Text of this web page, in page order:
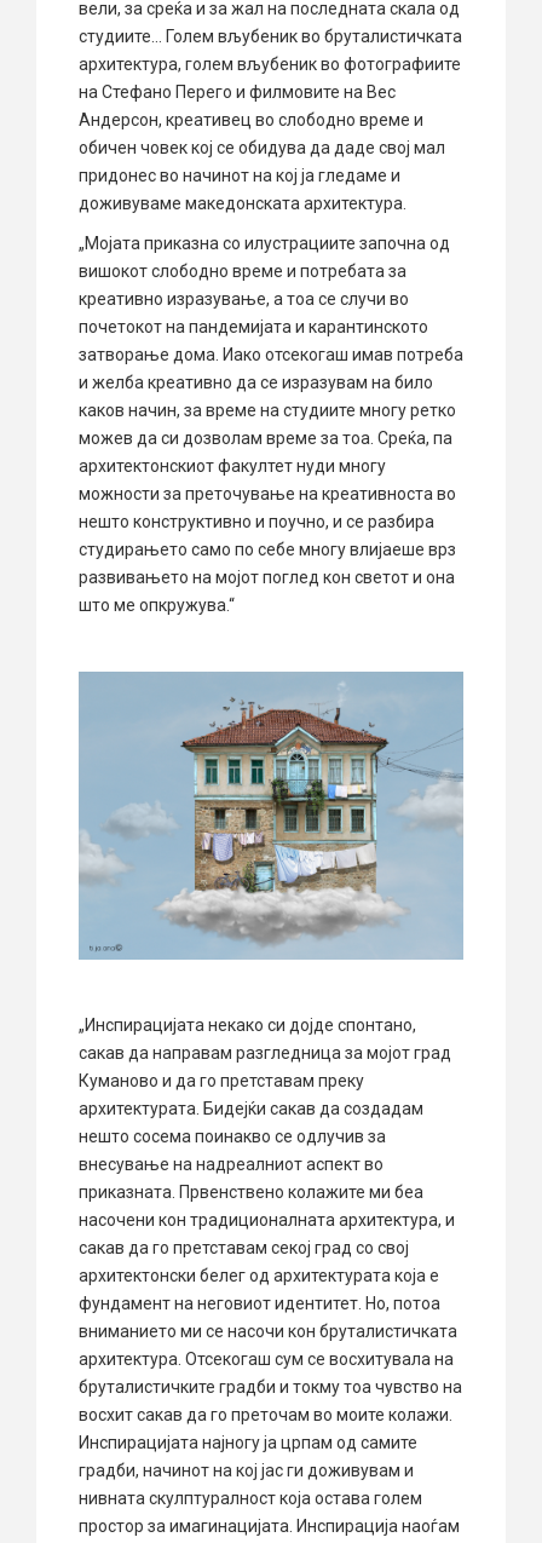
вели, за среќа и за жал на последната скала од
студиите… Голем вљубеник во бруталистичката
архитектура, голем вљубеник во фотографиите
на Стефано Перего и филмовите на Вес
Андерсон, креативец во слободно време и
обичен човек кој се обидува да даде свој мал
придонес во начинот на кој ја гледаме и
доживуваме македонската архитектура.
„Мојата приказна со илустрациите започна од
вишокот слободно време и потребата за
креативно изразување, а тоа се случи во
почетокот на пандемијата и карантинското
затворање дома. Иако отсекогаш имав потреба
и желба креативно да се изразувам на било
каков начин, за време на студиите многу ретко
можев да си дозволам време за тоа. Среќа, па
архитектонскиот факултет нуди многу
можности за преточување на креативноста во
нешто конструктивно и поучно, и се разбира
студирањето само по себе многу влијаеше врз
развивањето на мојот поглед кон светот и она
што ме опкружува.“
„Инспирацијата некако си дојде спонтано,
сакав да направам разгледница за мојот град
Куманово и да го претставам преку
архитектурата. Бидејќи сакав да создадам
нешто сосема поинакво се одлучив за
внесување на надреалниот аспект во
приказната. Првенствено колажите ми беа
насочени кон традиционалната архитектура, и
сакав да го претставам секој град со свој
архитектонски белег од архитектурата која е
фундамент на неговиот идентитет. Но, потоа
вниманието ми се насочи кон бруталистичката
архитектура. Отсекогаш сум се восхитувала на
бруталистичките градби и токму тоа чувство на
восхит сакав да го преточам во моите колажи.
Инспирацијата најногу ја црпам од самите
градби, начинот на кој јас ги доживувам и
нивната скулптуралност која остава голем
простор за имагинацијата. Инспирација наоѓам